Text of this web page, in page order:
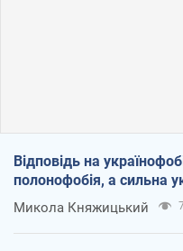
Відповідь на
полонофобія, а сильна
Микола Княжицький